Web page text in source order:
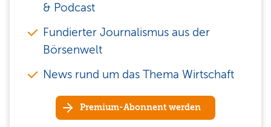
& Podcast
Fundierter Journalismus aus der
Börsenwelt
News rund um das Thema Wirtschaft
Premium-Abonnent werden